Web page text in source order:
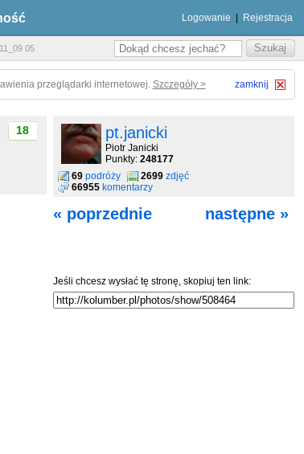
Logowanie Rejestracja
05
przeglądarki internetowej. Szczegóły > zamknij
18 pt.janicki
Piotr Janicki
Punkty: 248177
69 podróży 2699 zdjęć
66955 komentarzy
« poprzednie następne »
Jeśli chcesz wysłać tę stronę, skopiuj ten link: